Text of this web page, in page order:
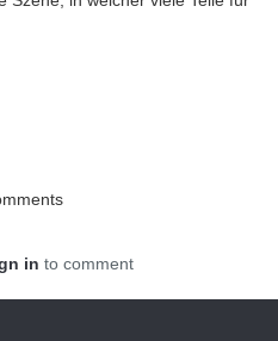
in to comment